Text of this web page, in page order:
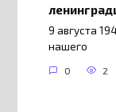
9 августа
нашего
0 2